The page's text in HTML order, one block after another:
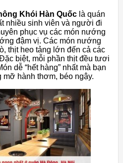
Khói Hàn Quốc là quán
nhiều sinh viên và người đi
phục vụ các món nướng
đậm vị. Các món nướng
thịt heo tảng lớn đến cả các
biệt, mỗi phần thịt đều tươi
dễ “hết hàng” nhất mà bạn
hành thơm, béo ngậy.